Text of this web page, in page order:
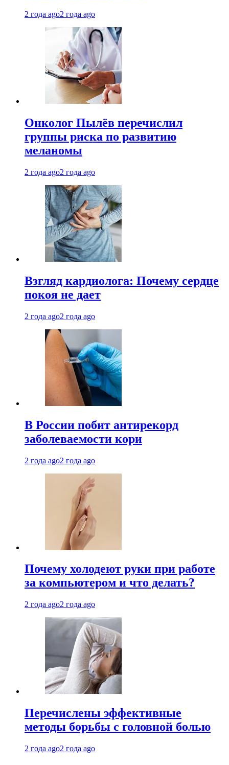
2 года ago2 года ago
Онколог Пылёв перечислил
группы риска по развитию
меланомы
2 года ago2 года ago
Взгляд кардиолога: Почему сердце
покоя не дает
2 года ago2 года ago
В России побит антирекорд
заболеваемости кори
2 года ago2 года ago
Почему холодеют руки при работе
за компьютером и что делать?
2 года ago2 года ago
Перечислены эффективные
методы борьбы с головной болью
2 года ago2 года ago